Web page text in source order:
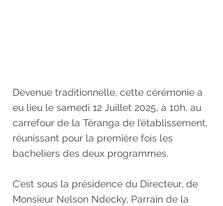
Devenue traditionnelle, cette cérémonie a
eu lieu le samedi 12 Juillet 2025, à 10h, au
carrefour de la Téranga de l’établissement,
réunissant pour la première fois les
bacheliers des deux programmes.
C’est sous la présidence du Directeur, de
Monsieur Nelson Ndecky, Parrain de la